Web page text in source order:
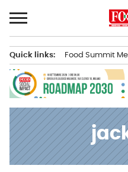
al
contenuto
principale
Quick links: Food Summit